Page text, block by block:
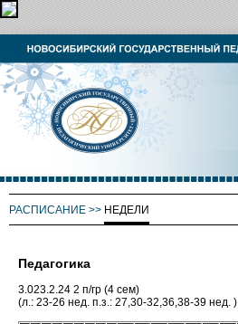
РАСПИСАНИЕ >> НЕДЕЛИ
Педагогика
3.023.2.24 2 п/гр (4 сем)
(л.: 23-26 нед. п.з.: 27,30-32,36,38-39 нед. )